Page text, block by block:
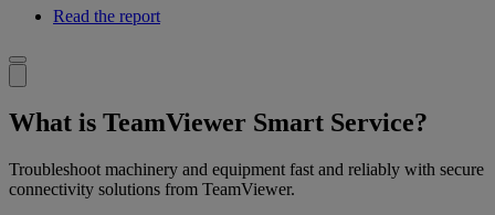
Read the report
What is TeamViewer Smart Service?
Troubleshoot machinery and equipment fast and reliably with secure
connectivity solutions from TeamViewer.